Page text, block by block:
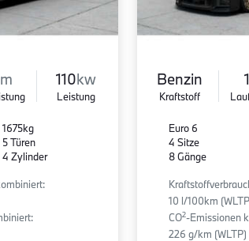
110kw
Leistung
1675kg
5 Türen
4 Zylinder
Benzin
Kraftstoff
1
Euro 6
4 Sitze
8 Gänge
10 l/100km
CO2-Emissionen
226 g/km (WLTP)